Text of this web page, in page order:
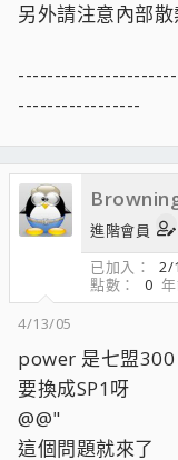
另外請注意內部散
-----------------
進階會員
已加入
2/
點數
0
4/13/05
power 是七盟300
要換成SP1呀
@@"
這個問題就來了